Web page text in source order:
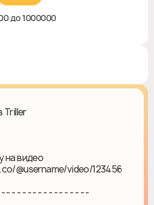
до 1000000
Triller
на видео
@username/video/123456
- - - - - - - - - - - - - - - -